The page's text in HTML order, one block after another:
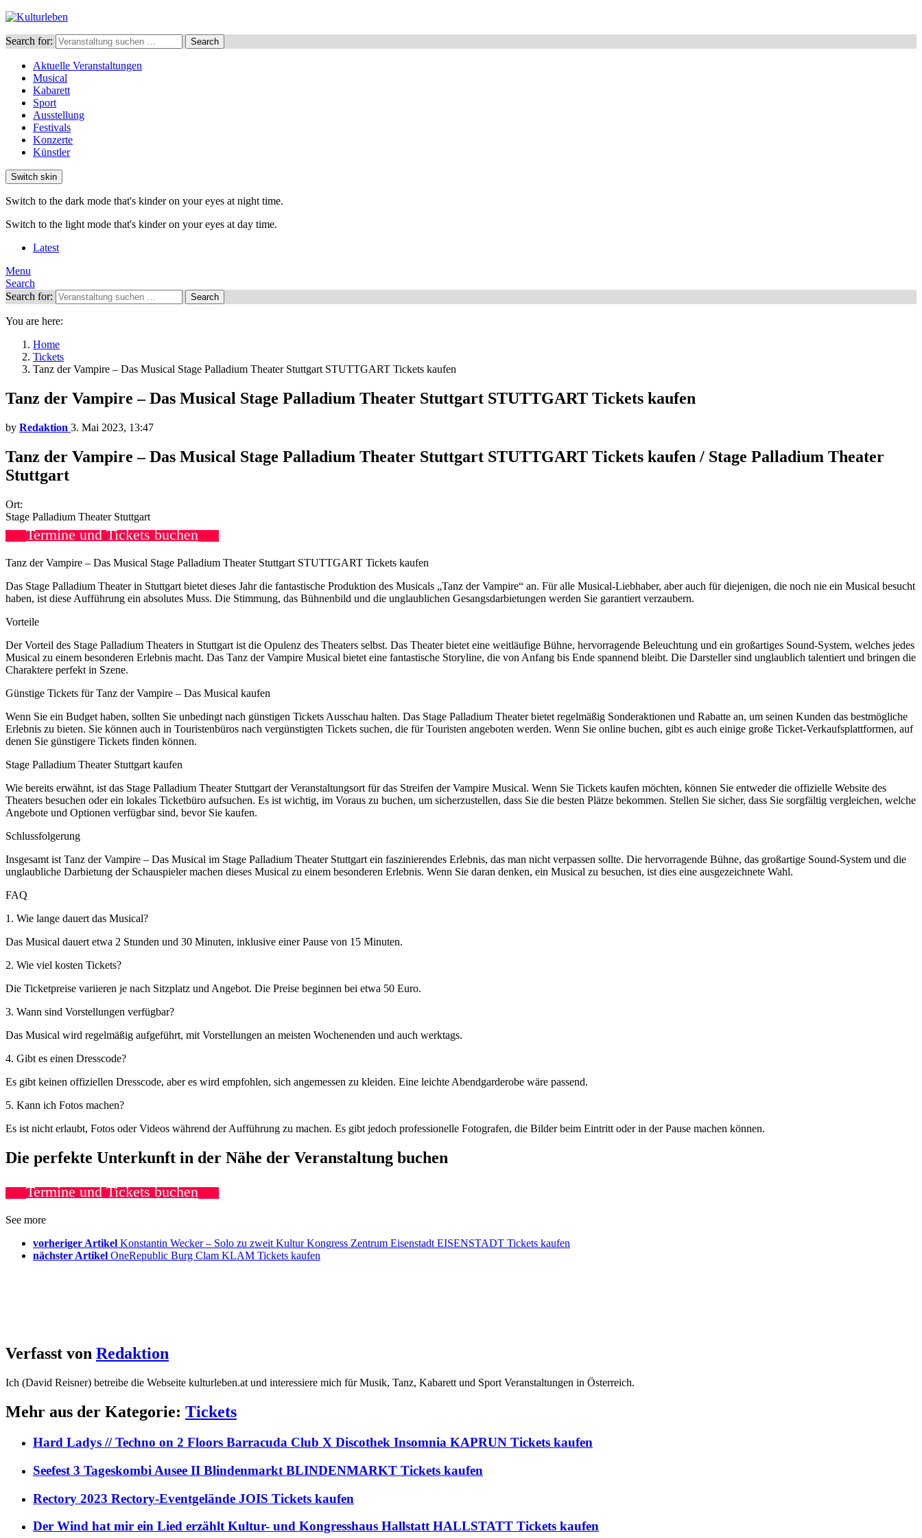
Search for: Search
Aktuelle Veranstaltungen
Musical
Kabarett
Sport
Ausstellung
Festivals
Konzerte
Künstler
Switch skin
Switch to the dark mode that's kinder on your eyes at night time.
Switch to the light mode that's kinder on your eyes at day time.
Latest
Menu
Search
Search for:
Search
You are here:
Home
Tickets
Tanz der Vampire – Das Musical Stage Palladium Theater Stuttgart STUTTGART Tickets kaufen
Tanz der Vampire – Das Musical Stage Palladium Theater Stuttgart STUTTGART Tickets kaufen
by Redaktion 3. Mai 2023, 13:47
Tanz der Vampire – Das Musical Stage Palladium Theater Stuttgart STUTTGART Tickets kaufen / Stage Palladium Theater
Stuttgart
Ort:
Stage Palladium Theater Stuttgart
Termine und Tickets buchen
Tanz der Vampire – Das Musical Stage Palladium Theater Stuttgart STUTTGART Tickets kaufen
Das Stage Palladium Theater in Stuttgart bietet dieses Jahr die fantastische Produktion des Musicals „Tanz der Vampire“ an. Für alle Musical-Liebhaber, aber auch für diejenigen, die noch nie ein Musical besucht
haben, ist diese Aufführung ein absolutes Muss. Die Stimmung, das Bühnenbild und die unglaublichen Gesangsdarbietungen werden Sie garantiert verzaubern.
Vorteile
Der Vorteil des Stage Palladium Theaters in Stuttgart ist die Opulenz des Theaters selbst. Das Theater bietet eine weitläufige Bühne, hervorragende Beleuchtung und ein großartiges Sound-System, welches jedes
Musical zu einem besonderen Erlebnis macht. Das Tanz der Vampire Musical bietet eine fantastische Storyline, die von Anfang bis Ende spannend bleibt. Die Darsteller sind unglaublich talentiert und bringen die
Charaktere perfekt in Szene.
Günstige Tickets für Tanz der Vampire – Das Musical kaufen
Wenn Sie ein Budget haben, sollten Sie unbedingt nach günstigen Tickets Ausschau halten. Das Stage Palladium Theater bietet regelmäßig Sonderaktionen und Rabatte an, um seinen Kunden das bestmögliche
Erlebnis zu bieten. Sie können auch in Touristenbüros nach vergünstigten Tickets suchen, die für Touristen angeboten werden. Wenn Sie online buchen, gibt es auch einige große Ticket-Verkaufsplattformen, auf
denen Sie günstigere Tickets finden können.
Stage Palladium Theater Stuttgart kaufen
Wie bereits erwähnt, ist das Stage Palladium Theater Stuttgart der Veranstaltungsort für das Streifen der Vampire Musical. Wenn Sie Tickets kaufen möchten, können Sie entweder die offizielle Website des
Theaters besuchen oder ein lokales Ticketbüro aufsuchen. Es ist wichtig, im Voraus zu buchen, um sicherzustellen, dass Sie die besten Plätze bekommen. Stellen Sie sicher, dass Sie sorgfältig vergleichen, welche
Angebote und Optionen verfügbar sind, bevor Sie kaufen.
Schlussfolgerung
Insgesamt ist Tanz der Vampire – Das Musical im Stage Palladium Theater Stuttgart ein faszinierendes Erlebnis, das man nicht verpassen sollte. Die hervorragende Bühne, das großartige Sound-System und die
unglaubliche Darbietung der Schauspieler machen dieses Musical zu einem besonderen Erlebnis. Wenn Sie daran denken, ein Musical zu besuchen, ist dies eine ausgezeichnete Wahl.
FAQ
1. Wie lange dauert das Musical?
Das Musical dauert etwa 2 Stunden und 30 Minuten, inklusive einer Pause von 15 Minuten.
2. Wie viel kosten Tickets?
Die Ticketpreise variieren je nach Sitzplatz und Angebot. Die Preise beginnen bei etwa 50 Euro.
3. Wann sind Vorstellungen verfügbar?
Das Musical wird regelmäßig aufgeführt, mit Vorstellungen an meisten Wochenenden und auch werktags.
4. Gibt es einen Dresscode?
Es gibt keinen offiziellen Dresscode, aber es wird empfohlen, sich angemessen zu kleiden. Eine leichte Abendgarderobe wäre passend.
5. Kann ich Fotos machen?
Es ist nicht erlaubt, Fotos oder Videos während der Aufführung zu machen. Es gibt jedoch professionelle Fotografen, die Bilder beim Eintritt oder in der Pause machen können.
Die perfekte Unterkunft in der Nähe der Veranstaltung buchen
Termine und Tickets buchen
See more
vorheriger Artikel Konstantin Wecker – Solo zu zweit Kultur Kongress Zentrum Eisenstadt EISENSTADT Tickets kaufen
nächster Artikel OneRepublic Burg Clam KLAM Tickets kaufen
Verfasst von Redaktion
Ich (David Reisner) betreibe die Webseite kulturleben.at und interessiere mich für Musik, Tanz, Kabarett und Sport Veranstaltungen in Österreich.
Mehr aus der Kategorie: Tickets
Hard Ladys // Techno on 2 Floors Barracuda Club X Discothek Insomnia KAPRUN Tickets kaufen
Seefest 3 Tageskombi Ausee II Blindenmarkt BLINDENMARKT Tickets kaufen
Rectory 2023 Rectory-Eventgelände JOIS Tickets kaufen
Der Wind hat mir ein Lied erzählt Kultur- und Kongresshaus Hallstatt HALLSTATT Tickets kaufen